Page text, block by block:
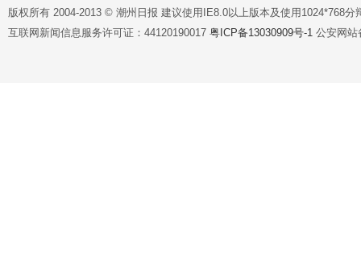
版权所有 2004-2013 © 潮州日报 建议使用IE8.0以上版本及使用1024*768分
互联网新闻信息服务许可证：44120190017 粤ICP备13030909号-1 公安网站